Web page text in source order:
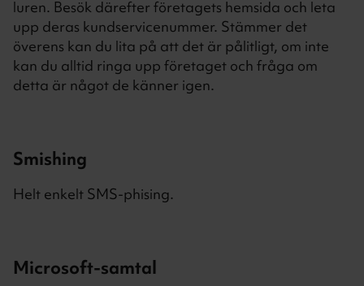
luren. Besök därefter företagets hemsida och leta
upp deras kundservicenummer. Stämmer det
överens kan du lita på att det är pålitligt, om inte
kan du alltid ringa upp företaget och fråga om
detta är något de känner igen.
Smishing
Helt enkelt SMS-phising.
Microsoft-samtal